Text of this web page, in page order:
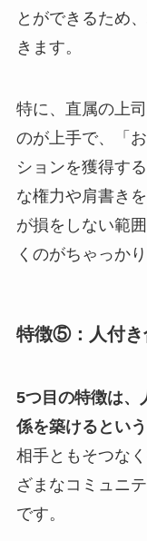
とができるため
きます。
特に、直属の上
のが上手で、「
ションを獲得す
な権力や肩書き
が損をしない範
くのがちゃっか
特徴⑤：人付き
5つ目の特徴は、
係を築けるという
相手ともそつな
ざまなコミュニ
です。